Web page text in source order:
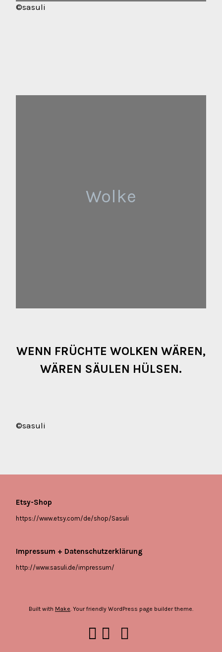
©sasuli
Wolke
WENN FRÜCHTE WOLKEN WÄREN,
WÄREN SÄULEN HÜLSEN.
©sasuli
Etsy-Shop
https://www.etsy.com/de/shop/Sasuli
Impressum + Datenschutzerklärung
http://www.sasuli.de/impressum/
Built with Make. Your friendly WordPress page builder theme.